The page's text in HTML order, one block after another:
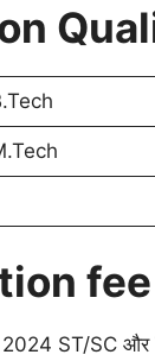
fee
ST/SC और